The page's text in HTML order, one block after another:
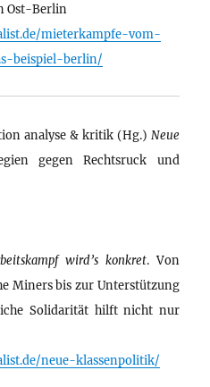
Ost-Berlin
mieterkampfe-vom-
beispiel-berlin/
analyse & kritik (Hg.) Neue
gegen Rechtsruck und
wird’s konkret. Von
Miners bis zur Unterstützung
Solidarität hilft nicht nur
neue-klassenpolitik/